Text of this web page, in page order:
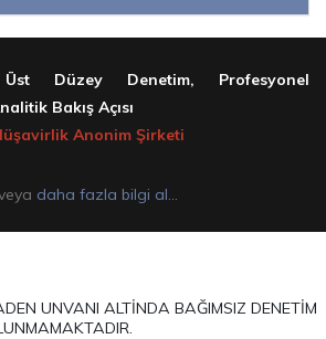
Düzey Denetim, Profesyonel
Bakış Açısı
Anonim Şirketi
daha fazla bilgi al...
UNVANI ALTİNDA BAĞIMSIZ DENETİM